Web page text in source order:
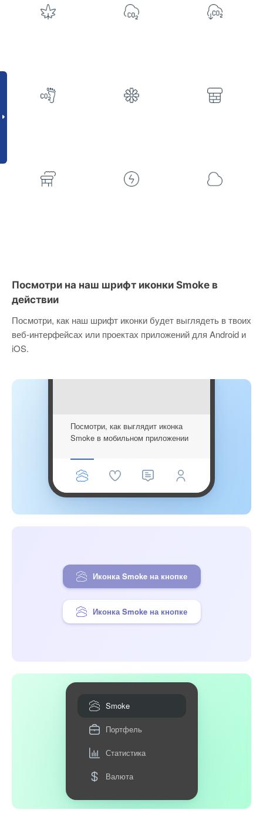
Посмотри на наш шрифт иконки Smoke в
действии
Посмотри, как наш шрифт иконки будет выглядеть в твоих
веб-интерфейсах или проектах приложений для Android и
iOS.
Посмотри, как выглядит иконка
Smoke в мобильном приложении
Иконка Smoke на кнопке
Иконка Smoke на кнопке
Smoke
Портфель
Статистика
Валюта